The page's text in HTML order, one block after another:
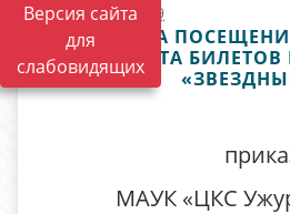
Версия сайта
для
слабовидящих
30.12.2019 13:49
ПРАВИЛА
ВОЗВРАТА БИЛЕТОВ
МАУК «ЦКС